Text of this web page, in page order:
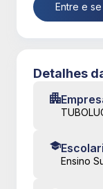
Entre e
Detalhes
Ensino